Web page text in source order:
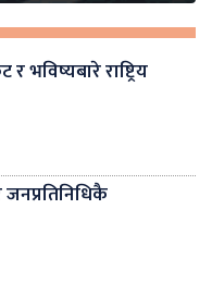
भविष्यबारे राष्ट्रिय